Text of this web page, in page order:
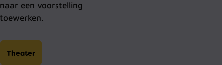
naar een voorstelling
toewerken.
Theater